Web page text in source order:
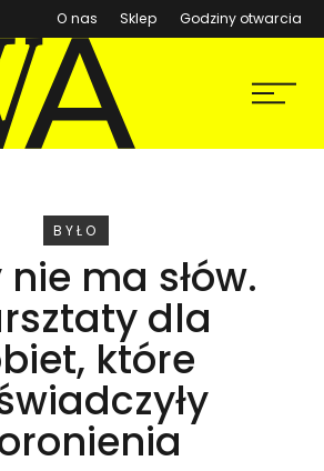
O nas Sklep (otwiera się w nowym
Godziny otwarcia
Menu
WYDARZENIE
BYŁO
ma słów.
dla
które